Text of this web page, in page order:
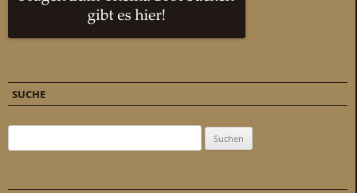
SUCHE